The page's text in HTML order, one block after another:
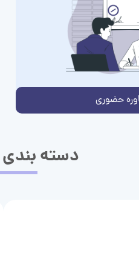
حضوری
دسته بندی